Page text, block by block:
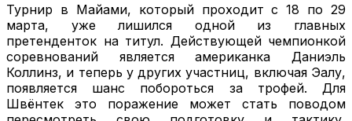
Турнир в Майами, который проходит с 18 по 29
марта, уже лишился одной из главных
претенденток на титул. Действующей чемпионкой
соревнований является американка Даниэль
Коллинз, и теперь у других участниц, включая Эалу,
появляется шанс побороться за трофей. Для
Швёнтек это поражение может стать поводом